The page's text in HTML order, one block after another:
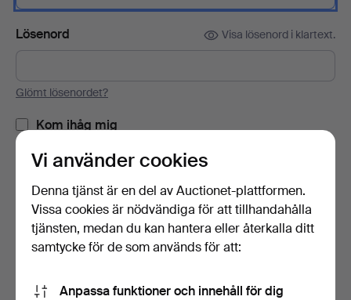
Lösenord Visa lösenord i klartext.
Glömt lösenordet?
Kom ihåg mig
Logga in
eller logga in via Facebook här
Vi använder cookies
Denna tjänst är en del av Auctionet-plattformen.
Vissa cookies är nödvändiga för att tillhandahålla
tjänsten, medan du kan hantera eller återkalla ditt
samtycke för de som används för att:
Anpassa funktioner och innehåll för dig